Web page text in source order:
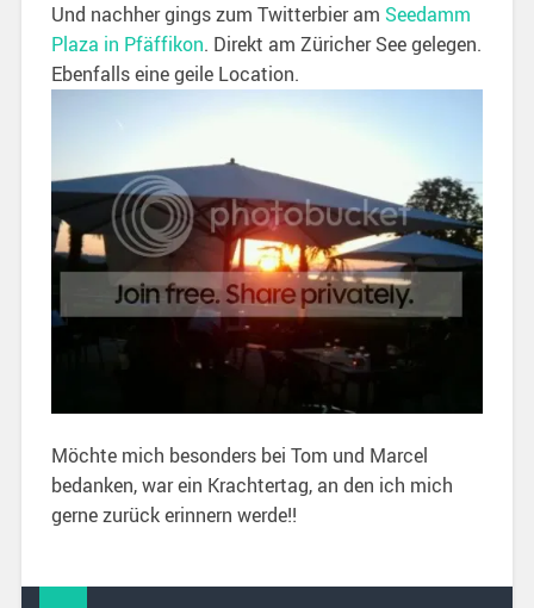
Und nachher gings zum Twitterbier am Seedamm
Plaza in Pfäffikon. Direkt am Züricher See gelegen.
Ebenfalls eine geile Location.
Möchte mich besonders bei Tom und Marcel
bedanken, war ein Krachtertag, an den ich mich
gerne zurück erinnern werde!!